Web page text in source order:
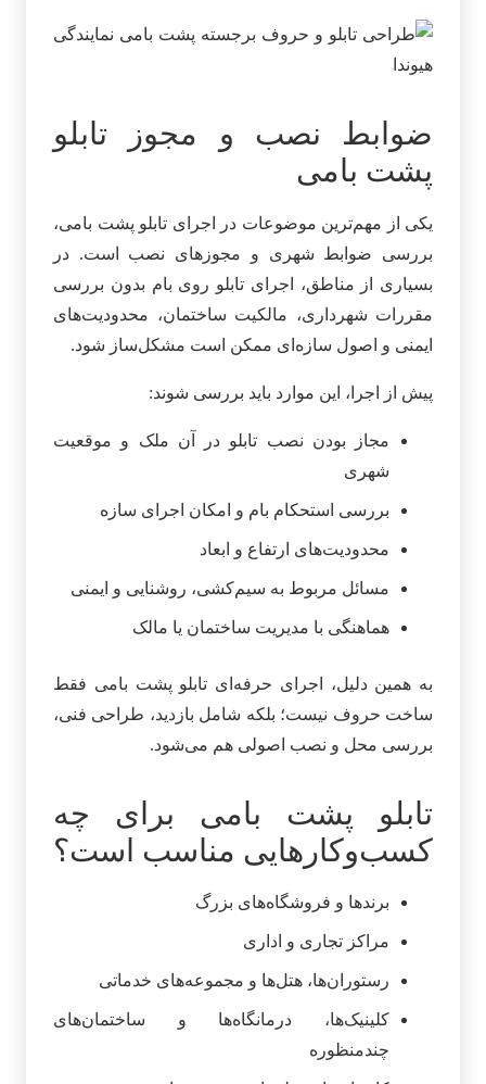
ضوابط نصب و مجوز تابلو
پشت بامی
یکی از مهم‌ترین موضوعات در اجرای تابلو پشت بامی،
بررسی ضوابط شهری و مجوزهای نصب است. در
بسیاری از مناطق، اجرای تابلو روی بام بدون بررسی
مقررات شهرداری، مالکیت ساختمان، محدودیت‌های
ایمنی و اصول سازه‌ای ممکن است مشکل‌ساز شود.
پیش از اجرا، این موارد باید بررسی شوند:
مجاز بودن نصب تابلو در آن ملک و موقعیت
شهری
بررسی استحکام بام و امکان اجرای سازه
محدودیت‌های ارتفاع و ابعاد
مسائل مربوط به سیم‌کشی، روشنایی و ایمنی
هماهنگی با مدیریت ساختمان یا مالک
به همین دلیل، اجرای حرفه‌ای تابلو پشت بامی فقط
ساخت حروف نیست؛ بلکه شامل بازدید، طراحی فنی،
بررسی محل و نصب اصولی هم می‌شود.
تابلو پشت بامی برای چه
کسب‌وکارهایی مناسب است؟
برندها و فروشگاه‌های بزرگ
مراکز تجاری و اداری
رستوران‌ها، هتل‌ها و مجموعه‌های خدماتی
کلینیک‌ها، درمانگاه‌ها و ساختمان‌های
چندمنظوره